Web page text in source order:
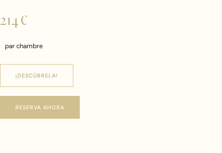
214 €
par chambre
¡DESCÚBRELA!
RESERVA AHORA